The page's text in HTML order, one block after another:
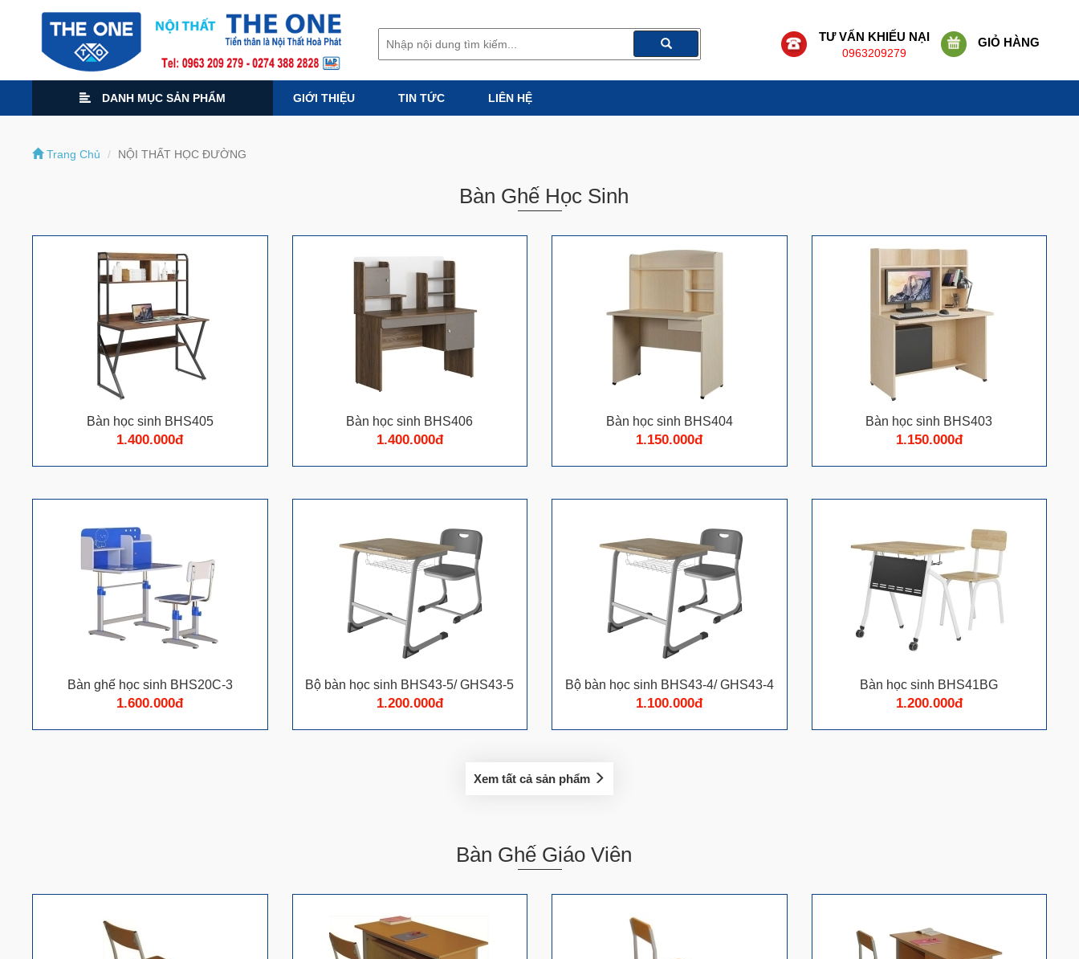
TƯ VẤN KHIẾU NẠI
0963209279
GIỎ HÀNG
DANH MỤC SẢN PHẨM GIỚI THIỆU TIN TỨC LIÊN HỆ
Trang Chủ NỘI THẤT HỌC ĐƯỜNG
Bàn Ghế Học Sinh
Bàn học sinh BHS405
1.400.000đ
Bàn học sinh BHS406
1.400.000đ
Bàn học sinh BHS404
1.150.000đ
Bàn học sinh BHS403
1.150.000đ
Bàn ghế học sinh BHS20C-3
1.600.000đ
Bộ bàn học sinh BHS43-5/ GHS43-5
1.200.000đ
Bộ bàn học sinh BHS43-4/ GHS43-4
1.100.000đ
Bàn học sinh BHS41BG
1.200.000đ
Xem tất cả sản phẩm
Bàn Ghế Giáo Viên